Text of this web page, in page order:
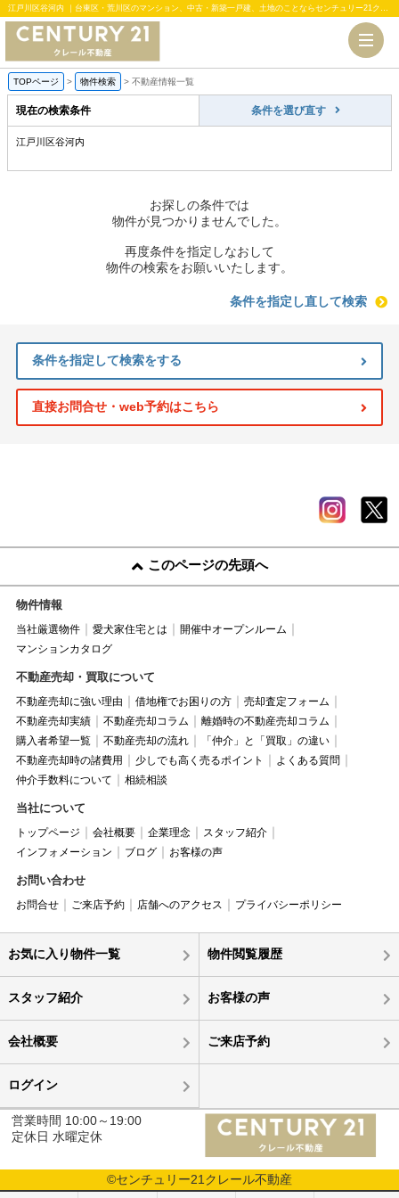
江戸川区谷河内 ｜台東区・荒川区のマンション、中古・新築一戸建、土地のことならセンチュリー21クレール不動産
TOPページ > 物件検索 > 不動産情報一覧
現在の検索条件 条件を選び直す
江戸川区谷河内
お探しの条件では
物件が見つかりませんでした。
再度条件を指定しなおして
物件の検索をお願いいたします。
条件を指定し直して検索
条件を指定して検索をする
直接お問合せ・web予約はこちら
このページの先頭へ
物件情報
当社厳選物件 愛犬家住宅とは
開催中オープンルーム
マンションカタログ
不動産売却・買取について
不動産売却に強い理由 借地権でお困りの方
売却査定フォーム
不動産売却実績
不動産売却コラム
離婚時の不動産売却コラム
購入者希望一覧
不動産売却の流れ
「仲介」と「買取」の違い
不動産売却時の諸費用
少しでも高く売るポイント
よくある質問
仲介手数料について
相続相談
当社について
トップページ 会社概要 企業理念
スタッフ紹介
インフォメーション
ブログ お客様の声
お問い合わせ
お問合せ ご来店予約 店舗へのアクセス プライバシーポリシー
お気に入り物件一覧 物件閲覧履歴
スタッフ紹介 お客様の声
会社概要 ご来店予約
ログイン
営業時間 10:00～19:00
定休日 水曜定休
©センチュリー21クレール不動産